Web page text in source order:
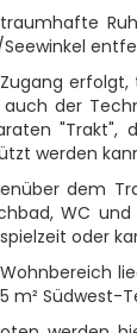
erfolgt,
auch der
"Trakt",
werden
dem
WC
oder
m² Südwest-